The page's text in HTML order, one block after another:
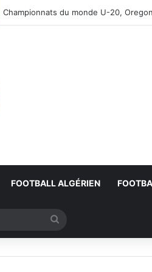
Championnats du monde U-20,
FOOTBALL ALGÉRIEN